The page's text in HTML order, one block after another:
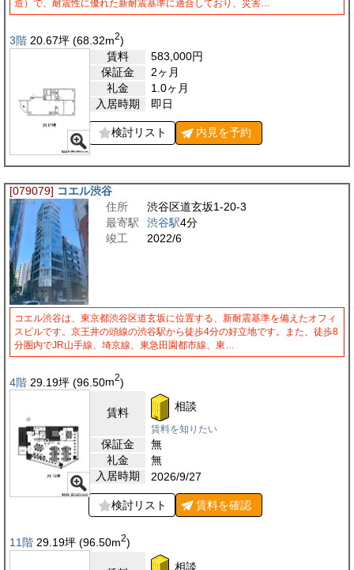
造）で、耐震性に優れた新耐震基準に適合しており、災害…
3階 20.67坪 (68.32m2)
賃料
583,000円
保証金
2ヶ月
礼金
1.0ヶ月
入居時期
即日
検討リスト 内見を予約
[079079] コエル渋谷
住所
渋谷区道玄坂1-20-3
最寄駅
渋谷駅4分
竣工
2022/6
コエル渋谷は、東京都渋谷区道玄坂に位置する、新耐震基準を備えたオフィ
スビルです。京王井の頭線の渋谷駅から徒歩4分の好立地です。また、徒歩8
分圏内でJR山手線、埼京線、東急田園都市線、東…
4階 29.19坪 (96.50m2)
賃料 相談
賃料を知りたい
保証金
無
礼金
無
入居時期
2026/9/27
検討リスト 賃料を確認
11階 29.19坪 (96.50m2)
相談